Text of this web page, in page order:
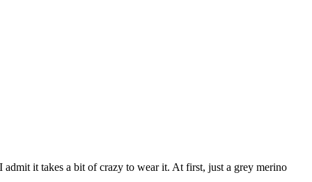
it takes a bit of crazy to wear it. At first, just a grey merino